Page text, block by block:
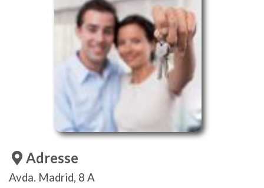
Adresse
Avda. Madrid, 8 A